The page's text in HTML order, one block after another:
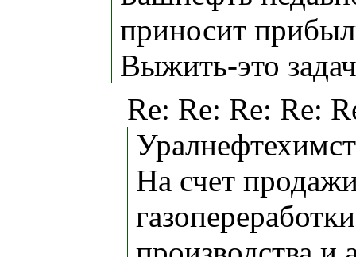
приносит
Выжить-это
Re: Re: Re: Re:
На счет